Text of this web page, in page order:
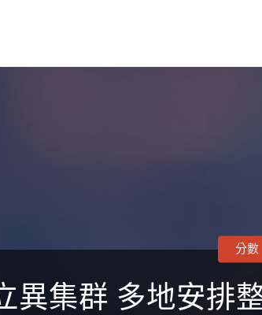
異集群 多地安排
分數